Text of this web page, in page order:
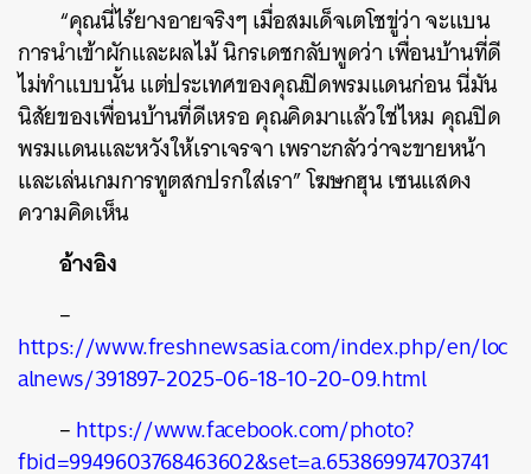
“คุณนี่ไร้ยางอายจริงๆ เมื่อสมเด็จเตโชขู่ว่า จะแบน
การนำเข้าผักและผลไม้ นิกรเดชกลับพูดว่า เพื่อนบ้านที่ดี
ไม่ทำแบบนั้น แต่ประเทศของคุณปิดพรมแดนก่อน นี่มัน
นิสัยของเพื่อนบ้านที่ดีเหรอ คุณคิดมาแล้วใช่ไหม คุณปิด
พรมแดนและหวังให้เราเจรจา เพราะกลัวว่าจะขายหน้า
และเล่นเกมการทูตสกปรกใส่เรา” โฆษกฮุน เซนแสดง
ความคิดเห็น
อ้างอิง
–
https://www.freshnewsasia.com/index.php/en/loc
alnews/391897-2025-06-18-10-20-09.html
–https://www.facebook.com/photo?
fbid=9949603768463602&set=a.653869974703741
ค้นหา
SHARE TWEET LINE EMAIL